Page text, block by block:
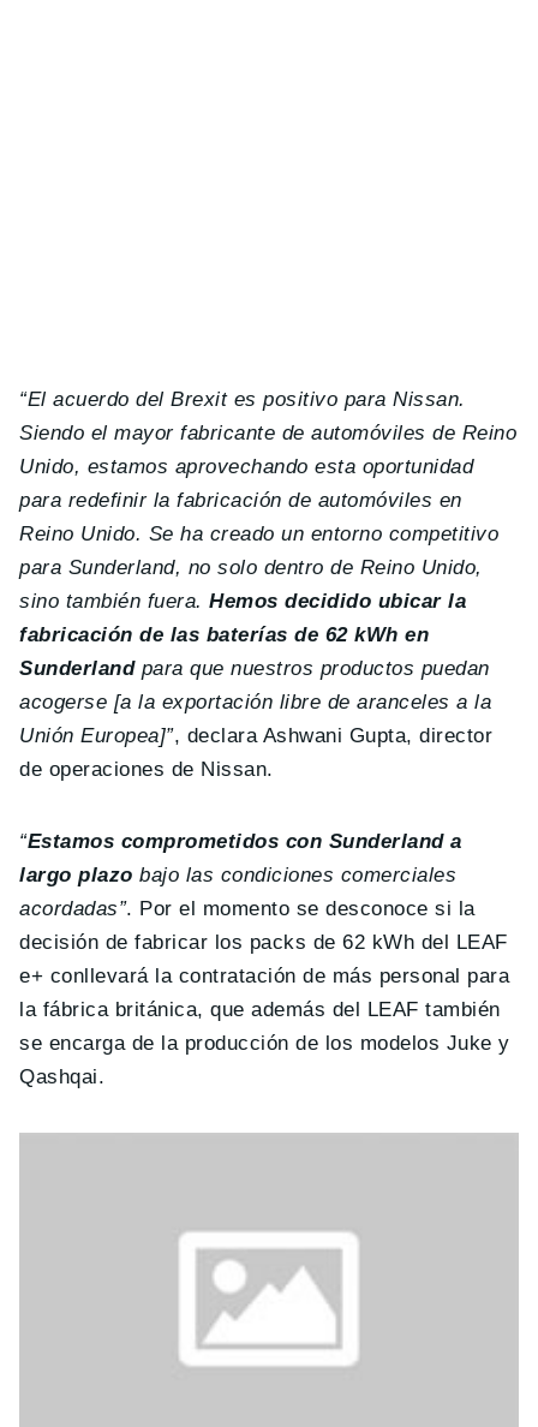
“El acuerdo del Brexit es positivo para Nissan.
Siendo el mayor fabricante de automóviles de Reino
Unido, estamos aprovechando esta oportunidad
para redefinir la fabricación de automóviles en
Reino Unido. Se ha creado un entorno competitivo
para Sunderland, no solo dentro de Reino Unido,
sino también fuera.Hemos decidido ubicar la
fabricación de las baterías de 62 kWh en
Sunderlandpara que nuestros productos puedan
acogerse [a la exportación libre de aranceles a la
Unión Europea]”, declara Ashwani Gupta, director
de operaciones de Nissan.
“Estamos comprometidos con Sunderland a
largo plazo bajo las condiciones comerciales
acordadas”. Por el momento se desconoce si la
decisión de fabricar los packs de 62 kWh del LEAF
e+ conllevará la contratación de más personal para
la fábrica británica, que además del LEAF también
se encarga de la producción de los modelos Juke y
Qashqai.